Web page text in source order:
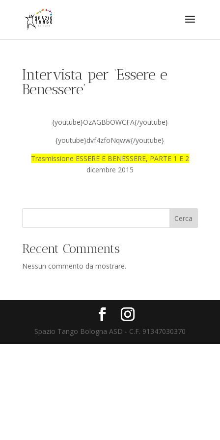
Intervista per ‘Essere e
Benessere’
{youtube}OzAGBbOWCFA{/youtube}
{youtube}dvf4zfoNqww{/youtube}
Trasmissione ESSERE E BENESSERE, PARTE 1 E 2
dicembre 2015
Cerca
Recent Comments
Nessun commento da mostrare.
Spazio Tango Bologna ASD - C.F. 91347030370